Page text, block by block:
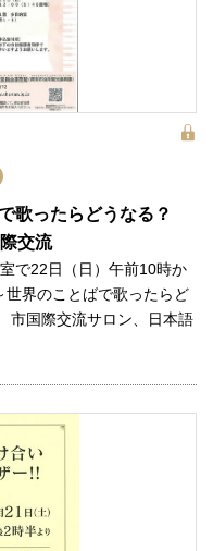
歌ったらどうなる？
交流
で22日（日）午前10時か
世界のことばで歌ったらど
国際交流サロン、日本語